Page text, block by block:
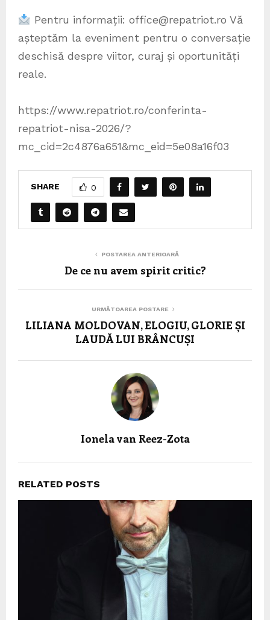
Pentru informații: office@repatriot.ro Vă
așteptăm la eveniment pentru o conversație
deschisă despre viitor, curaj și oportunități
reale.
https://www.repatriot.ro/conferinta-
repatriot-nisa-2026/?
mc_cid=2c4876a651&mc_eid=5e08a16f03
SHARE 0
POSTAREA ANTERIOARĂ
De ce nu avem spirit critic?
URMĂTOAREA POSTARE
LILIANA MOLDOVAN, ELOGIU, GLORIE ȘI
LAUDĂ LUI BRÂNCUȘI
Ionela van Reez-Zota
RELATED POSTS